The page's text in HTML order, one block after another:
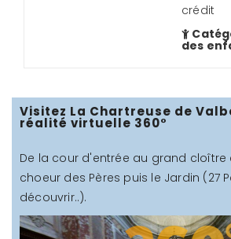
crédit
des
Visitez La Chartreuse de
réalité virtuelle 360°
De la cour d'entrée au grand
choeur des Pères puis le Jardin (27
découvrir..).